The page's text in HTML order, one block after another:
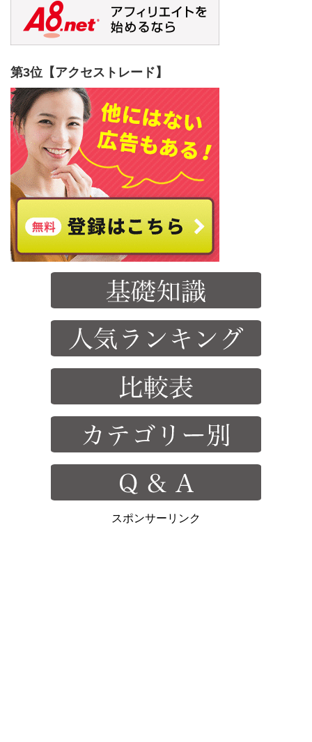
第3位【アクセストレード】
スポンサーリンク